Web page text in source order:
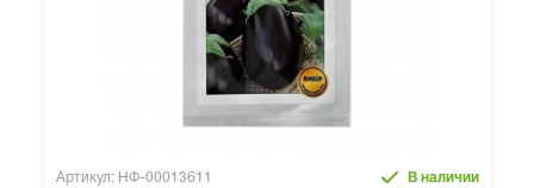
Артикул: НФ-00013611 В наличии